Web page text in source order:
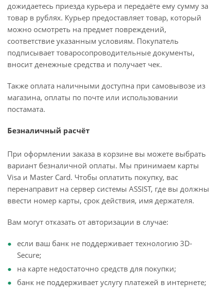
дожидаетесь приезда курьера и передаёте ему сумму за
товар в рублях. Курьер предоставляет товар, который
можно осмотреть на предмет повреждений,
соответствие указанным условиям. Покупатель
подписывает товаросопроводительные документы,
вносит денежные средства и получает чек.
Также оплата наличными доступна при самовывозе из
магазина, оплаты по почте или использовании
постамата.
Безналичный расчёт
При оформлении заказа в корзине вы можете выбрать
вариант безналичной оплаты. Мы принимаем карты
Visa и Master Card. Чтобы оплатить покупку, вас
перенаправит на сервер системы ASSIST, где вы должны
ввести номер карты, срок действия, имя держателя.
Вам могут отказать от авторизации в случае:
если ваш банк не поддерживает технологию 3D-
Secure;
на карте недостаточно средств для покупки;
банк не поддерживает услугу платежей в интернете;